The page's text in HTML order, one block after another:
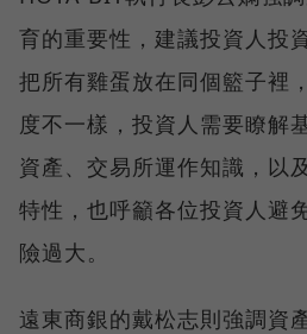
育的重要性，建議投資人投
把所有雞蛋放在同個籃子裡
度不一樣，投資人需要瞭解
資產、交易所運作知識，以
特性，也呼籲各位投資人避
險過大。
遠東商銀的戴松志則強調資